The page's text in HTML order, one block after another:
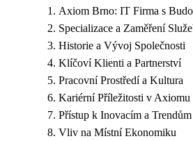
Axiom Brno: IT Firma s
Specializace a Zaměření
Historie a Vývoj Společnosti
Klíčoví Klienti a Partnerství
Pracovní Prostředí a Kultura
Kariérní Příležitosti v Axiomu
Přístup k Inovacím a Trendům
Vliv na Místní Ekonomiku